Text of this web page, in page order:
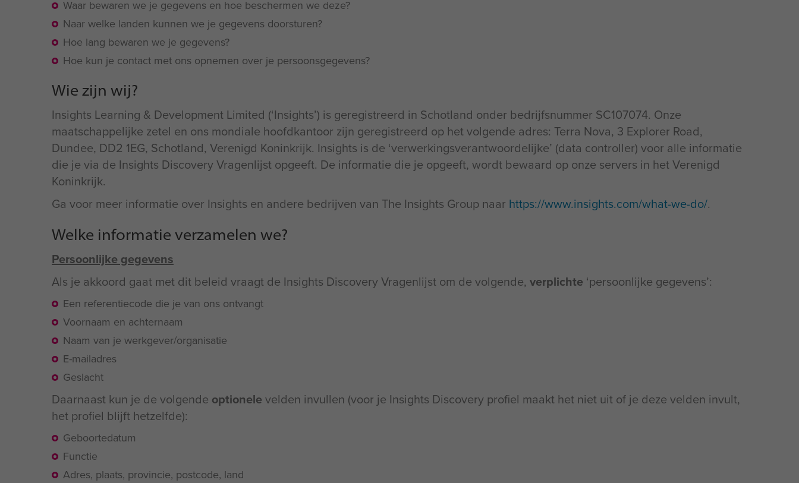
Waar bewaren we je gegevens en hoe beschermen we deze?
Naar welke landen kunnen we je gegevens doorsturen?
Hoe lang bewaren we je gegevens?
Hoe kun je contact met ons opnemen over je persoonsgegevens?
Wie zijn wij?
Insights Learning & Development Limited (‘Insights’) is geregistreerd in Schotland onder bedrijfsnummer SC107074. Onze
maatschappelijke zetel en ons mondiale hoofdkantoor zijn geregistreerd op het volgende adres: Terra Nova, 3 Explorer Road,
Dundee, DD2 1EG, Schotland, Verenigd Koninkrijk. Insights is de ‘verwerkingsverantwoordelijke’ (data controller) voor alle informatie
die je via de Insights Discovery Vragenlijst opgeeft. De informatie die je opgeeft, wordt bewaard op onze servers in het Verenigd
Koninkrijk.
Ga voor meer informatie over Insights en andere bedrijven van The Insights Group naar https://www.insights.com/what-we-do/.
Welke informatie verzamelen we?
Persoonlijke gegevens
Als je akkoord gaat met dit beleid vraagt de Insights Discovery Vragenlijst om de volgende, verplichte ‘persoonlijke gegevens’:
Een referentiecode die je van ons ontvangt
Voornaam en achternaam
Naam van je werkgever/organisatie
E-mailadres
Geslacht
Daarnaast kun je de volgende optionele velden invullen (voor je Insights Discovery profiel maakt het niet uit of je deze velden invult,
het profiel blijft hetzelfde):
Geboortedatum
Functie
Adres, plaats, provincie, postcode, land